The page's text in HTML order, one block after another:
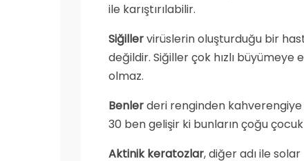
ile karıştırılabilir.
Siğillervirüslerin oluşturduğu bir
değildir. Siğiller çok hızlı
olmaz.
Benlerderi renginden
30 ben gelişir ki bunların çoğu
Aktinik keratozlar, diğer adı ile